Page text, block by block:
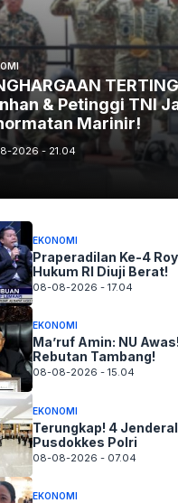
& Petinggi TNI
Marinir!
2026 - 21.04
EKONOMI
Praperadilan Ke-4
Hukum RI Diuji Berat!
08-08-2026 - 17.04
EKONOMI
Ma’ruf Amin: NU
Rebutan Tambang!
08-08-2026 - 15.04
EKONOMI
Terungkap! 4
Pusdokkes Polri
08-08-2026 - 07.04
EKONOMI